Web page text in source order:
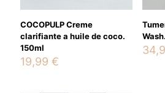
COCOPULP Creme
clarifiante a huile de coco.
150ml
19,99 €